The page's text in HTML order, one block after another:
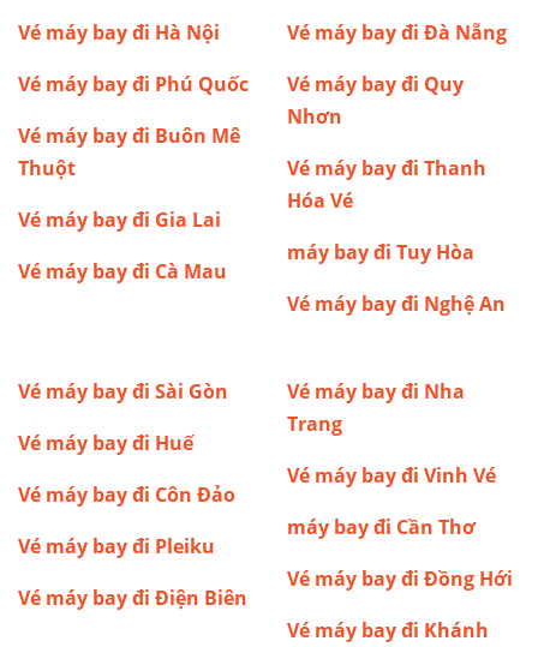
Vé máy bay đi Hà Nội
Vé máy bay đi Phú Quốc
Vé máy bay đi Buôn Mê
Thuột
Vé máy bay đi Gia Lai
Vé máy bay đi Cà Mau
Vé máy bay đi Đà Nẵng
Vé máy bay đi Quy
Nhơn
Vé máy bay đi Thanh
Hóa Vé
máy bay đi Tuy Hòa
Vé máy bay đi Nghệ An
Vé máy bay đi Sài Gòn
Vé máy bay đi Huế
Vé máy bay đi Côn Đảo
Vé máy bay đi Pleiku
Vé máy bay đi Điện Biên
Vé máy bay đi Nha
Trang
Vé máy bay đi Vinh Vé
máy bay đi Cần Thơ
Vé máy bay đi Đồng Hới
Vé máy bay đi Khánh